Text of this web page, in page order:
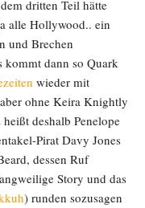
dritten Teil hätte
alle Hollywood.. ein
und Brechen
kommt dann so Quark
wieder mit
ohne Keira Knightly
deshalb Penelope
Pirat Davy Jones
dessen Ruf
Story und das
) runden sozusagen